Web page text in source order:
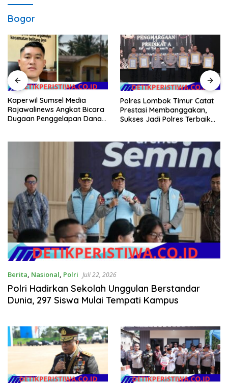
Bogor
Kaperwil Sumsel Media
Rajawalinews Angkat Bicara
Dugaan Penggelapan Dana
Polres Lombok Timur Catat
Prestasi Membanggakan,
Sukses Jadi Polres Terbaik
Berita, Nasional, Polri Juli 22, 2026
Polri Hadirkan Sekolah Unggulan Berstandar
Dunia, 297 Siswa Mulai Tempati Kampus